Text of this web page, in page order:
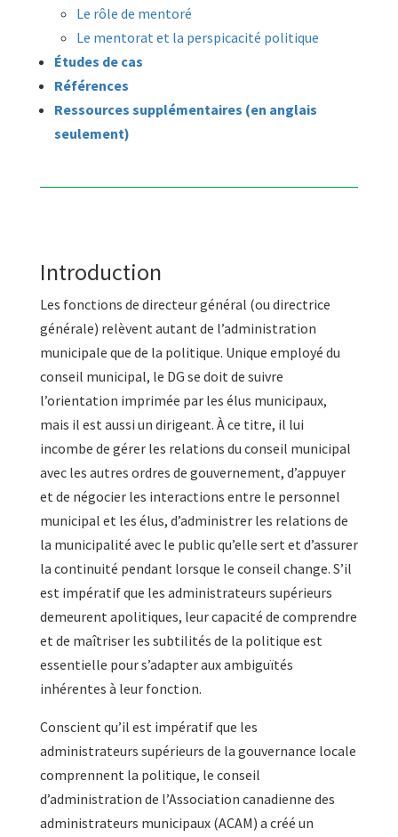
Le rôle de mentoré
Le mentorat et la perspicacité politique
Études de cas
Références
Ressources supplémentaires (en anglais
seulement)
Introduction
Les fonctions de directeur général (ou directrice
générale) relèvent autant de l’administration
municipale que de la politique. Unique employé du
conseil municipal, le DG se doit de suivre
l’orientation imprimée par les élus municipaux,
mais il est aussi un dirigeant. À ce titre, il lui
incombe de gérer les relations du conseil municipal
avec les autres ordres de gouvernement, d’appuyer
et de négocier les interactions entre le personnel
municipal et les élus, d’administrer les relations de
la municipalité avec le public qu’elle sert et d’assurer
la continuité pendant lorsque le conseil change. S’il
est impératif que les administrateurs supérieurs
demeurent apolitiques, leur capacité de comprendre
et de maîtriser les subtilités de la politique est
essentielle pour s’adapter aux ambiguïtés
inhérentes à leur fonction.
Conscient qu’il est impératif que les
administrateurs supérieurs de la gouvernance locale
comprennent la politique, le conseil
d’administration de l’Association canadienne des
administrateurs municipaux (ACAM) a créé un